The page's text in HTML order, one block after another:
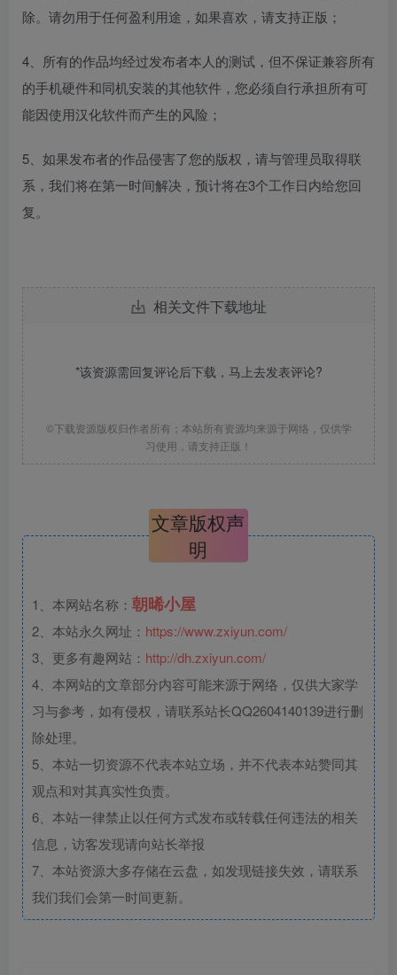
除。请勿用于任何盈利用途，如果喜欢，请支持正版；
4、所有的作品均经过发布者本人的测试，但不保证兼容所有
的手机硬件和同机安装的其他软件，您必须自行承担所有可
能因使用汉化软件而产生的风险；
5、如果发布者的作品侵害了您的版权，请与管理员取得联
系，我们将在第一时间解决，预计将在3个工作日内给您回
复。
相关文件下载地址
*该资源需回复评论后下载，马上去发表评论?
©下载资源版权归作者所有；本站所有资源均来源于网络，仅供学
习使用，请支持正版！
文章版权声
明
1、本网站名称： 朝晞小屋
2、本站永久网址： https://www.zxiyun.com/
3、更多有趣网站： http://dh.zxiyun.com/
4、本网站的文章部分内容可能来源于网络，仅供大家学
习与参考，如有侵权，请联系站长QQ2604140139进行删
除处理。
5、本站一切资源不代表本站立场，并不代表本站赞同其
观点和对其真实性负责。
6、本站一律禁止以任何方式发布或转载任何违法的相关
信息，访客发现请向站长举报
7、本站资源大多存储在云盘，如发现链接失效，请联系
我们我们会第一时间更新。